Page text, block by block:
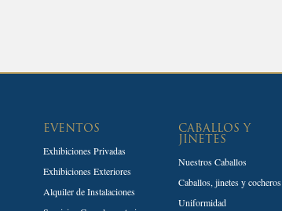
25,00€.21,00€.
EVENTOS
Exhibiciones Privadas
Exhibiciones Exteriores
Alquiler de Instalaciones
CABALLOS Y
JINETES
Nuestros Caballos
Caballos, jinetes y cocheros
Uniformidad